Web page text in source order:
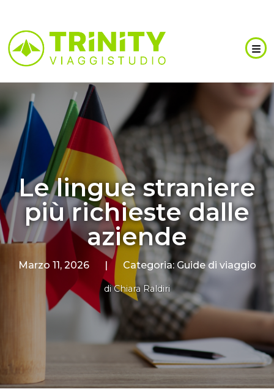
Le lingue straniere
più richieste dalle
aziende
Marzo 11, 2026 | Categoria:Guide di viaggio
diChiara Raldiri